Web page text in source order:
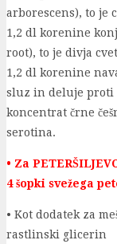
arborescens), to je
1,2 dl korenine
root), to je divja
1,2 dl korenine
sluz in deluje proti
koncentrat črne
serotina.
• Za
4 šopki svežega
• Kot dodatek za
rastlinski glicerin